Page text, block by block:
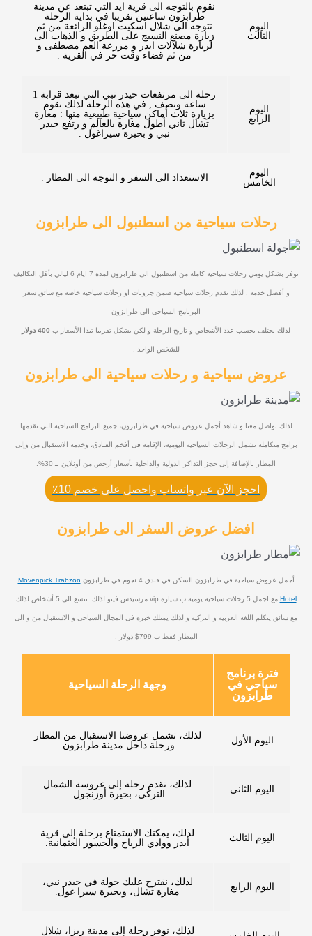
اليوم
الثالث
نقوم بالتوجه الى قرية ايد التي تبتعد عن مدينة
طرابزون ساعتين تقريبا في بداية الرحلة
نتوجه الى شلال اسكيت اوغلو الرائعة من ثم
زيارة مصنع النسيج على الطريق و الذهاب الى
لزيارة شلالات ايدر و مزرعة العم مصطفى و
من ثم قضاء وقت حر في القرية .
اليوم
الرابع
رحلة الى مرتفعات حيدر نبي التي تبعد قرابة 1
ساعة ونصف , في هذه الرحلة لذلك نقوم
بزيارة ثلاث أماكن سياحية طبيعية منها : مغارة
تشال ثاني أطول مغارة بالعالم و رتفع حيدر
نبي و بحيرة سيراغول .
اليوم
الخامس
الاستعداد الى السفر و التوجه الى المطار .
رحلات سياحية من اسطنبول الى طرابزون
نوفر بشكل يومي رحلات سياحية كاملة من اسطنبول الى طرابزون لمدة 7 ايام 6 ليالي بأقل التكاليف
و أفضل خدمة , لذلك نقدم رحلات سياحية ضمن جروبات او رحلات سياحية خاصة مع سائق سعر
البرنامج السياحي الى طرابزون
لذلك يختلف بحسب عدد الأشخاص و تاريخ الرحلة و لكن بشكل تقريبا تبدا الأسعار ب
للشخص الواحد .
عروض سياحية و رحلات سياحية الى طرابزون
لذلك تواصل معنا و شاهد أجمل عروض سياحية في طرابزون، جميع البرامج السياحية التي نقدمها
برامج متكاملة تشمل الرحلات السياحية اليومية، الإقامة في أفخم الفنادق، وخدمة الاستقبال من وإلى
المطار بالإضافة إلى حجز التذاكر الدولية والداخلية بأسعار أرخص من أونلاين بـ 30%.
احجز الآن عبر واتساب واحصل على خصم 10٪
افضل عروض السفر الى طرابزون
أجمل عروض سياحية في طرابزون السكن في فندق 4 نجوم في طرابزون Movenpick Trabzon
Hotel مع اجمل 5 رحلات سياحية يومية ب سيارة vip مرسيدس فيتو لذلك تتسع الى 5 أشخاص لذلك
مع سائق يتكلم اللغة العربية و التركية و لذلك يمتلك خبرة في المجال السياحي و الاستقبال من و الى
المطار فقط ب 799$ دولار .
فترة برنامج
سياحي في
طرابزون
وجهة الرحلة السياحية
اليوم الأول
لذلك، تشمل عروضنا الاستقبال من المطار
ورحلة داخل مدينة طرابزون.
اليوم الثاني
لذلك، نقدم رحلة إلى عروسة الشمال
التركي، بحيرة أوزنجول.
اليوم الثالث
لذلك، يمكنك الاستمتاع برحلة إلى قرية
أيدر ووادي الرياح والجسور العثمانية.
اليوم الرابع
لذلك، نقترح عليك جولة في حيدر نبي،
مغارة تشال، وبحيرة سيرا غول.
لذلك، نوفر رحلة إلى مدينة ريزا، شلال